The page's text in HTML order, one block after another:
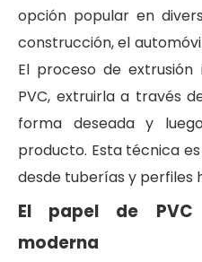
opción popular en
construcción, el
El proceso de
PVC, extruirla a través
forma deseada y
producto. Esta técnica
desde tuberías y perfiles
El papel de
moderna